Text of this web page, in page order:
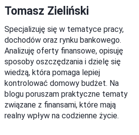
Tomasz Zieliński
Specjalizuję się w tematyce pracy,
dochodów oraz rynku bankowego.
Analizuję oferty finansowe, opisuję
sposoby oszczędzania i dzielę się
wiedzą, która pomaga lepiej
kontrolować domowy budżet. Na
blogu poruszam praktyczne tematy
związane z finansami, które mają
realny wpływ na codzienne życie.